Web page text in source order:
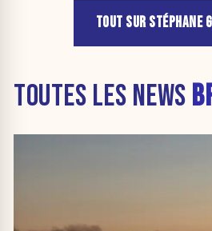
TOUT SUR STÉPHANE
TOUTES LES NEWS